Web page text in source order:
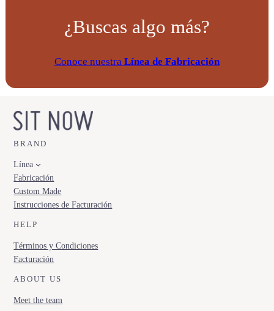
i
a
¿Buscas algo más?
Conoce nuestra Línea de Fabricación
BRAND
Línea
Fabricación
Custom Made
Instrucciones de Facturación
HELP
Términos y Condiciones
Facturación
ABOUT US
Meet the team